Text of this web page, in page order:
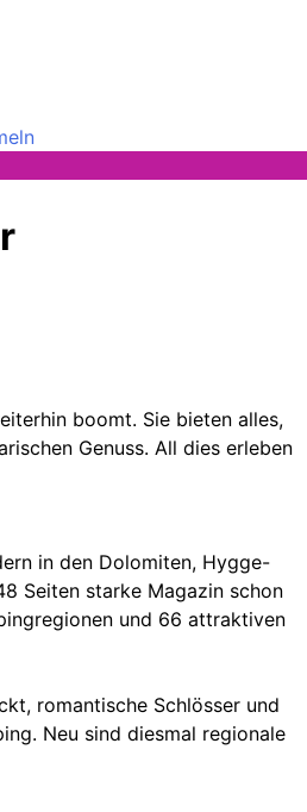
boomt. Sie bieten alles,
Genuss. All dies erleben
in den Dolomiten, Hygge-
Seiten starke Magazin schon
und 66 attraktiven
romantische Schlösser und
Neu sind diesmal regionale